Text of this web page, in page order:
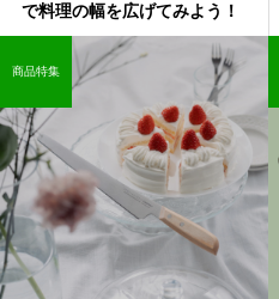
で料理の幅を広げてみよう！
商品特集